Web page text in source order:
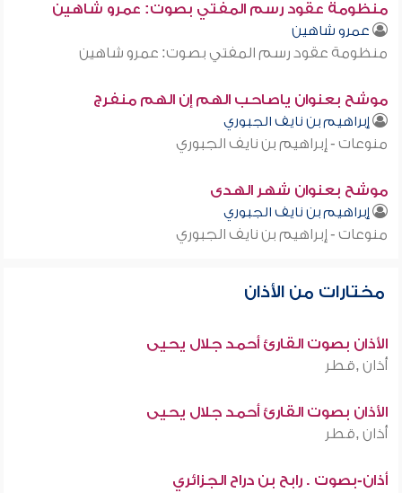
منظومة عقود رسم المفتي بصوت: عمرو شاهين
عمرو شاهين
منظومة عقود رسم المفتي بصوت: عمرو شاهين
موشح بعنوان ياصاحب الهم إن الهم منفرج
إبراهيم بن نايف الجبوري
منوعات - إبراهيم بن نايف الجبوري
موشح بعنوان شهر الهدى
إبراهيم بن نايف الجبوري
منوعات - إبراهيم بن نايف الجبوري
مختارات من الأذان
الأذان بصوت القارئ أحمد جلال يحيى
أذان ,قطر
الأذان بصوت القارئ أحمد جلال يحيى
أذان ,قطر
أذان-بصوت . رابح بن دراح الجزائري